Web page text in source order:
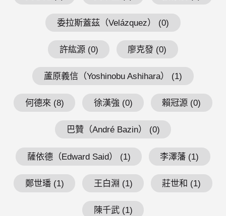
委拉斯蓋茲（Velázquez） (0)
許紘源 (0) 廖克發 (0)
蘆原義信（Yoshinobu Ashihara） (1)
何德來 (8) 徐漢強 (0) 賴冠源 (0)
巴贊（André Bazin） (0)
薩依德（Edward Said） (1) 李澤藩 (1)
鄭世璠 (1) 王白淵 (1) 莊世和 (1)
陳千武 (1)